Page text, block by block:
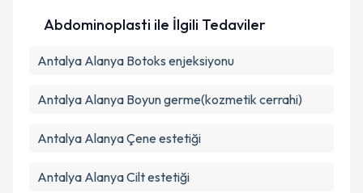
Abdominoplasti ile İlgili Tedaviler
Antalya Alanya Botoks enjeksiyonu
Antalya Alanya Boyun germe(kozmetik cerrahi)
Antalya Alanya Çene estetiği
Antalya Alanya Cilt estetiği